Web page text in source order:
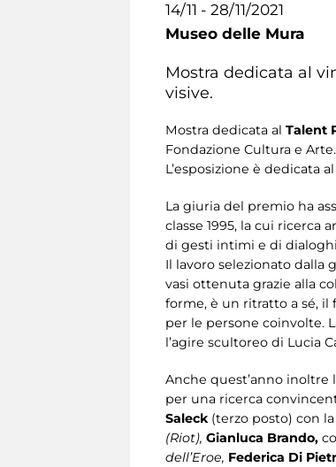
14/11 - 28/11/2021
Museo delle Mura
Mostra dedicata al
visive.
Mostra dedicata al Talent
Fondazione Cultura e Arte.
L’esposizione è dedicata
La giuria del premio ha
classe 1995, la cui
di gesti intimi e di
Il lavoro selezionato
vasi ottenuta grazie alla
forme, è un ritratto a sé,
per le persone coinvolte.
l’agire scultoreo di Lucia
Anche quest’anno
per una ricerca
Saleck(terzo posto) con
(Riot), Gianluca Brando,
dell’Eroe, Federica Di